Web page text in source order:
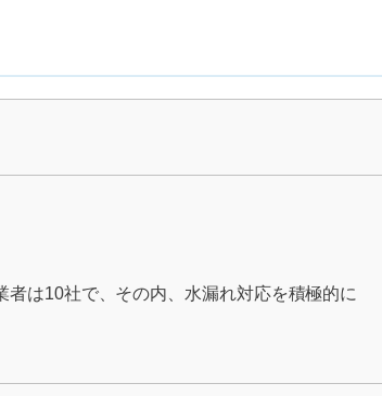
は10社で、その内、水漏れ対応を積極的に